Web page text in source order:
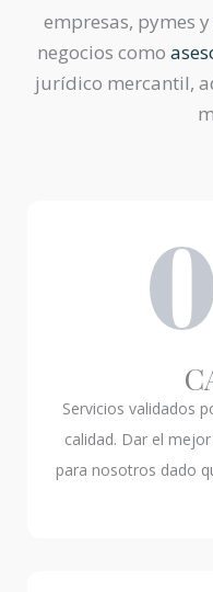
empresas, pymes
negocios como
jurídico mercantil,
Servicios validados
calidad. Dar el
para nosotros dado